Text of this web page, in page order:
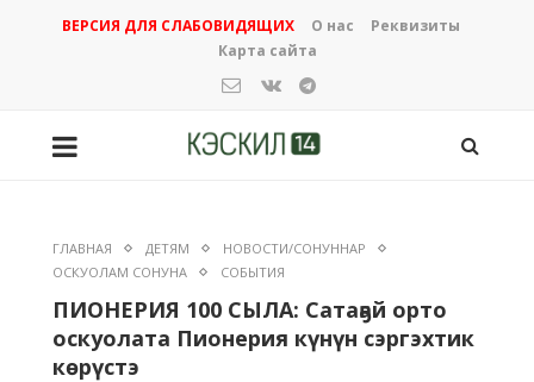
ВЕРСИЯ ДЛЯ СЛАБОВИДЯЩИХ О нас
Реквизиты
Карта сайта
ГЛАВНАЯ ДЕТЯМ
НОВОСТИ/СОНУННАР
ОСКУОЛАМ СОНУНА
СОБЫТИЯ
ПИОНЕРИЯ 100 СЫЛА: Сатаҕай орто
оскуолата Пионерия күнүн сэргэхтик
көрүстэ